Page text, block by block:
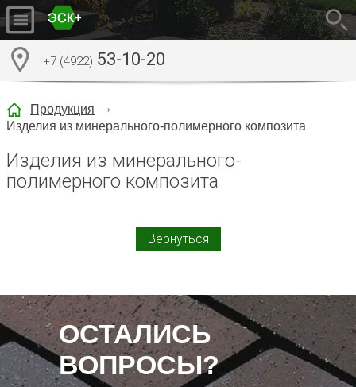
+7 (4922) 53-10-20
Продукция
Изделия из минерального-полимерного композита
Изделия из минерального-
полимерного композита
Вернуться
ОСТАЛИСЬ
ВОПРОСЫ?